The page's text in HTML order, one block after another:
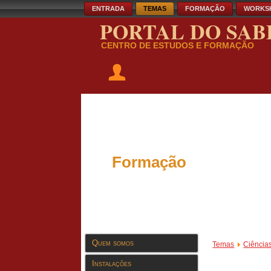
ENTRADA TEMAS FORMAÇÃO
PORTAL DO
CENTRO DE ESTUDOS E FORMAÇÃO
Formação
Quem somos
Instalações
Temas